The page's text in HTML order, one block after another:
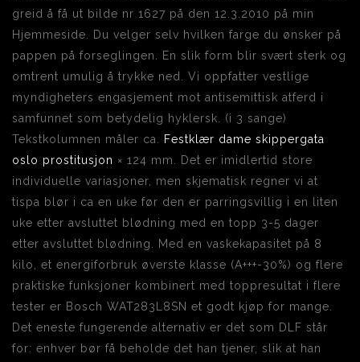
greid å få ut bilde nr 1627 på den 12.3.2010 på min
Hjemmeside. Du velger selv hvilken farge du ønsker på
pappen på forseglingen. En slik form blir svært sterk og
omtrent umulig å trykke ned. Vi oppfatter vestlige
myndigheters engasjement mot antisemittisk atferd i
samfunnet som betydelig hyklersk. (i 3 sange)
Tekstkolumnen måler ca.
Festklær dame skippergata
oslo prostitusjon × 124 mm. Det er imidlertid store
individuelle variasjoner, men skjematisk regner vi at
tispa blør i ca en uke før den er parringsvillig i en liten
uke etter avsluttet blødning med en topp 3-5 dager
etter avsluttet blødning. Med en vaskekapasitet på 8
kilo, et energiforbruk øverste klasse (A+++-30%) og flere
praktiske funksjoner kombinert med toppresultat i flere
tester er Bosch WAT283L8SN et godt kjøp for mange.
Det eneste fungerende alternativ er det som DLF står
for: enhver bør få beholde det han tjener, slik at han